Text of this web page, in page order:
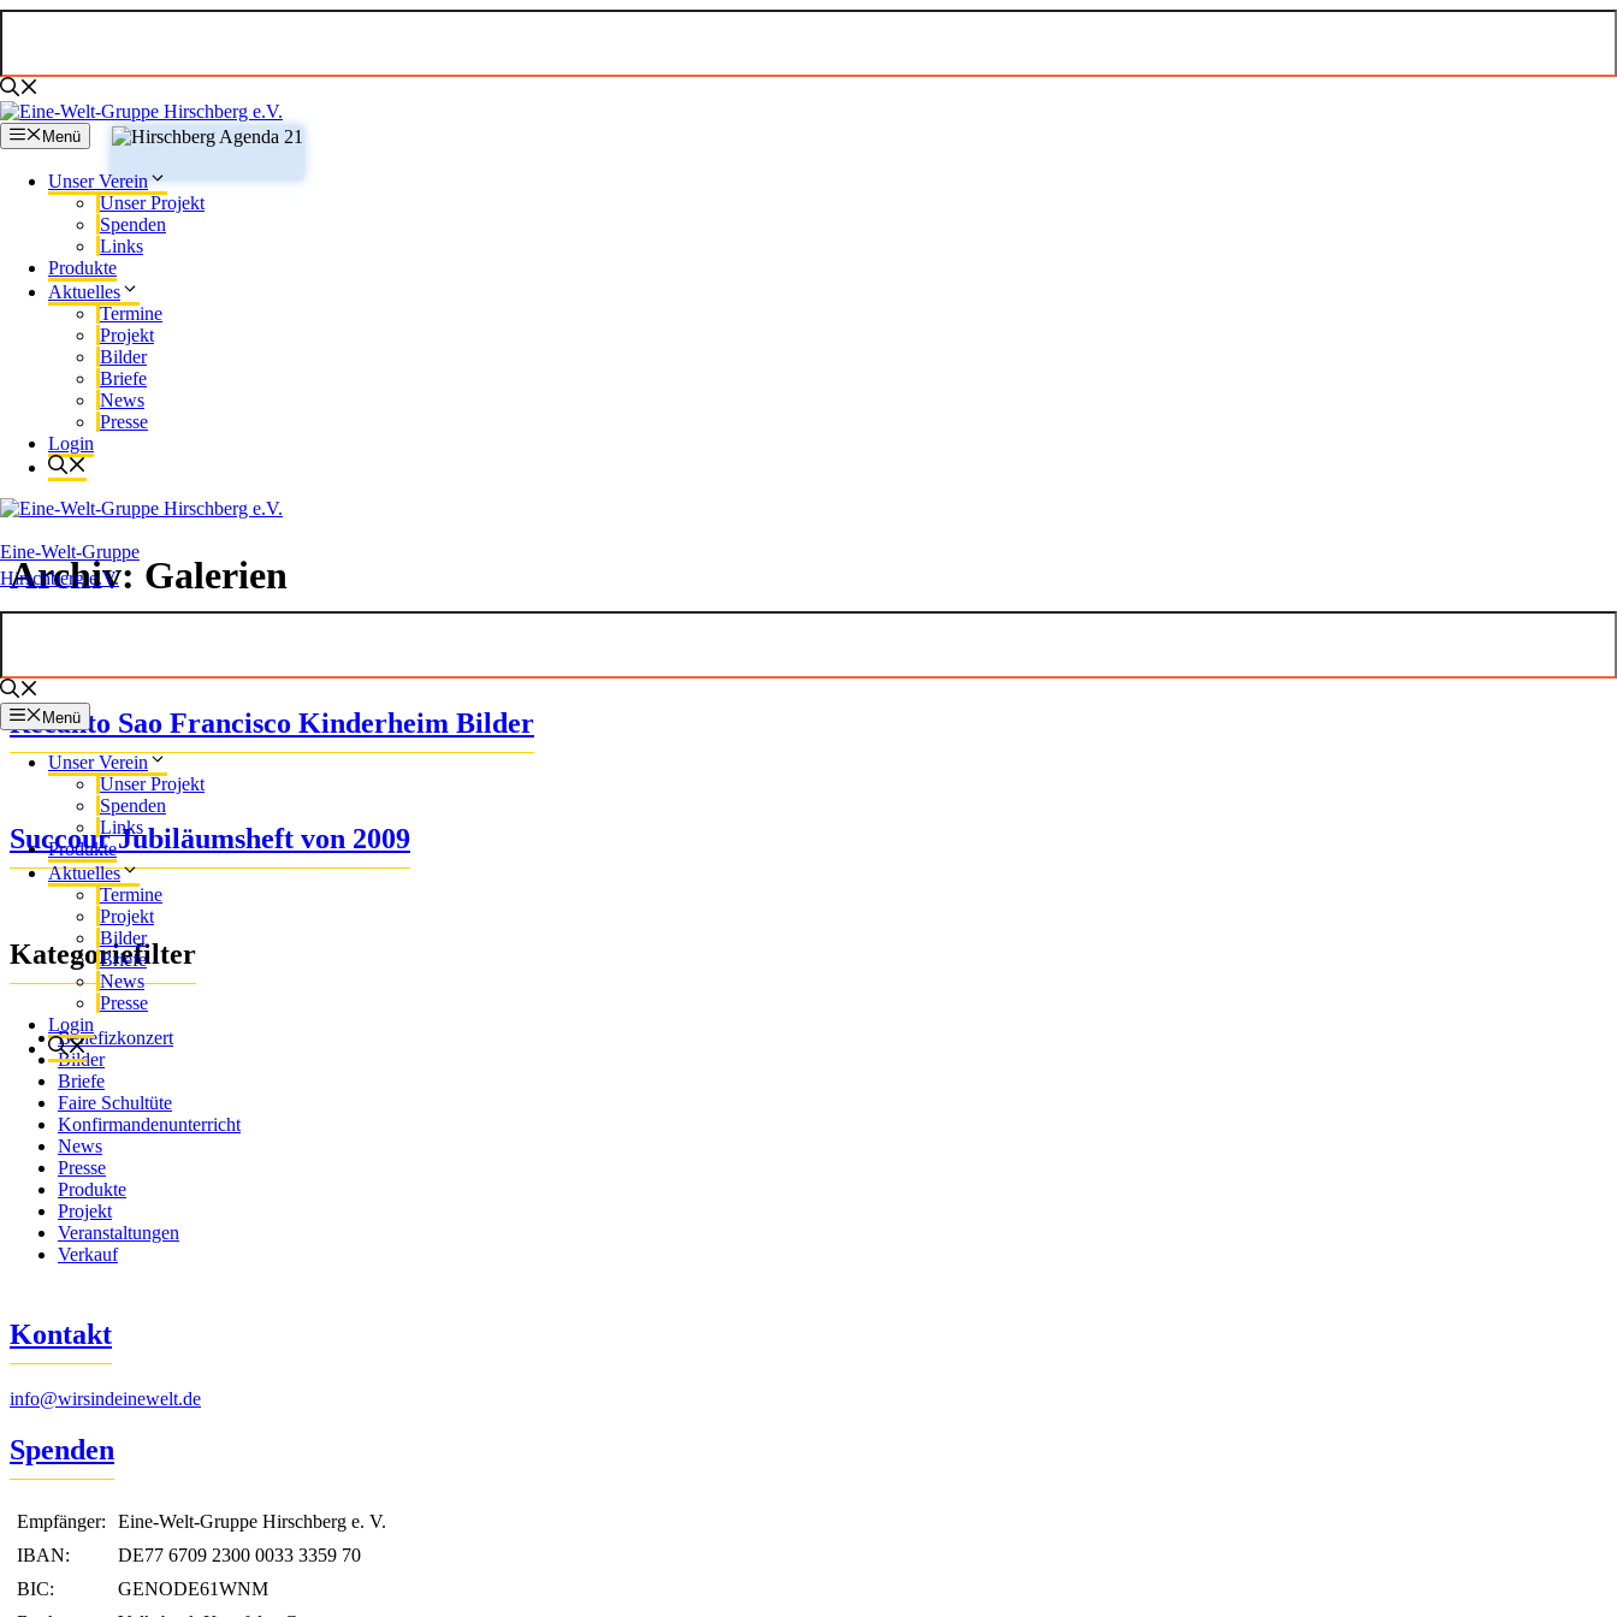
Zum
Menü
Unser Verein
Unser Projekt
Spenden
Links
Produkte
Aktuelles
Termine
Projekt
Bilder
Briefe
News
Presse
Login
Eine-Welt-Gruppe
Hirschberg e.V.
Menü
Unser Verein
Unser Projekt
Spenden
Links
Produkte
Aktuelles
Termine
Projekt
Bilder
Briefe
News
Presse
Login
Archiv:Galerien
Recanto Sao Francisco Kinderheim Bilder
Succour Jubiläumsheft von 2009
Kategoriefilter
Benefizkonzert
Bilder
Briefe
Faire Schultüte
Konfirmandenunterricht
News
Presse
Produkte
Projekt
Veranstaltungen
Verkauf
Kontakt
info@wirsindeinewelt.de
Spenden
Empfänger:
Eine-Welt-Gruppe Hirschberg e. V.
IBAN:
DE77 6709 2300 0033 3359 70
BIC:
GENODE61WNM